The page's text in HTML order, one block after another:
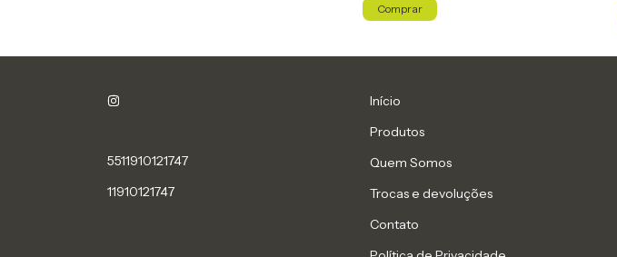
Comprar
5511910121747
11910121747
Início
Produtos
Quem Somos
Trocas e devoluções
Contato